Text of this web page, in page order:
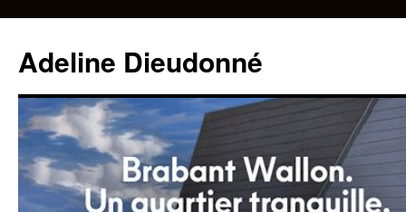
Adeline Dieudonné